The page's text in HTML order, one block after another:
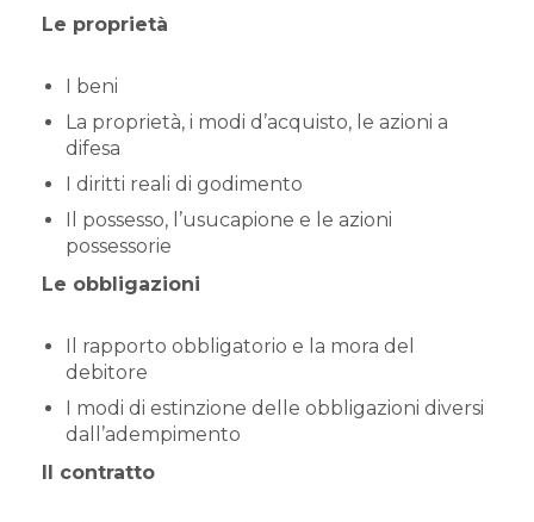
Le proprietà
I beni
La proprietà, i modi d’acquisto, le azioni a
difesa
I diritti reali di godimento
Il possesso, l’usucapione e le azioni
possessorie
Le obbligazioni
Il rapporto obbligatorio e la mora del
debitore
I modi di estinzione delle obbligazioni diversi
dall’adempimento
Il contratto